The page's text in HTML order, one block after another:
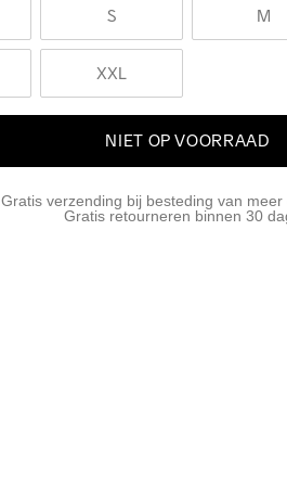
S M
XXL
NIET OP VOORRAAD
Gratis verzending bij besteding van meer
Gratis retourneren binnen 30